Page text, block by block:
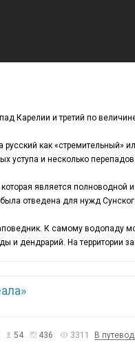
Карелии и третий по
как «стремительный»
уступа и несколько
является полноводной
отведена для нужд
К самому водопаду
и дендрарий. На территории
54 436 3311 В